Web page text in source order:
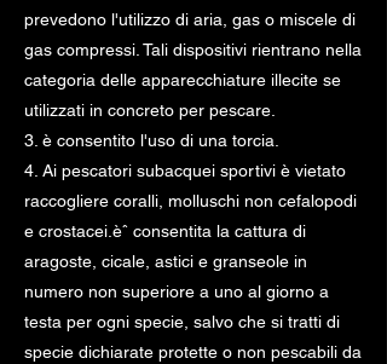
prevedono l'utilizzo di aria, gas o miscele di
gas compressi. Tali dispositivi rientrano nella
categoria delle apparecchiature illecite se
utilizzati in concreto per pescare.
3. è consentito l'uso di una torcia.
4. Ai pescatori subacquei sportivi è vietato
raccogliere coralli, molluschi non cefalopodi
e crostacei.èˆ consentita la cattura di
aragoste, cicale, astici e granseole in
numero non superiore a uno al giorno a
testa per ogni specie, salvo che si tratti di
specie dichiarate protette o non pescabili da